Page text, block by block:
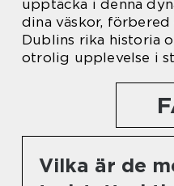
upptäcka i denna
dina väskor,
Dublins rika historia
otrolig upplevelse i
Vilka är de